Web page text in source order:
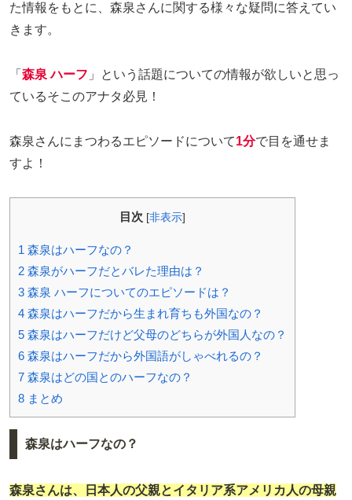
た情報をもとに、森泉さんに関する様々な疑問に答えてい
きます。
「 森泉 ハーフ 」という話題についての情報が欲しいと思っ
ているそこのアナタ必見！
森泉さんにまつわるエピソードについて1分で目を通せま
すよ！
目次 [非表示]
1 森泉はハーフなの？
2 森泉がハーフだとバレた理由は？
3 森泉 ハーフについてのエピソードは？
4 森泉はハーフだから生まれ育ちも外国なの？
5 森泉はハーフだけど父母のどちらが外国人なの？
6 森泉はハーフだから外国語がしゃべれるの？
7 森泉はどの国とのハーフなの？
8 まとめ
森泉はハーフなの？
森泉さんは、日本人の父親とイタリア系アメリカ人の母親